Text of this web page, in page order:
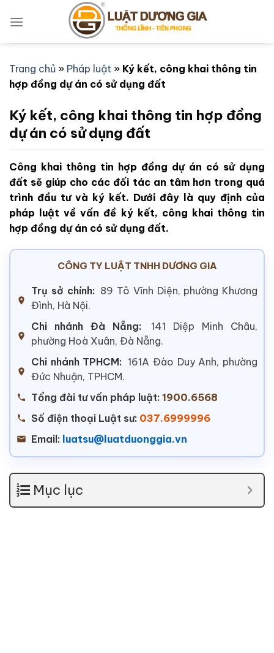
qua
Trang chủ » Pháp luật » Ký kết, công khai thông tin
hợp đồng dự án có sử dụng đất
Ký kết, công khai thông tin hợp đồng
dự án có sử dụng đất
Công khai thông tin hợp đồng dự án có sử dụng
đất sẽ giúp cho các đối tác an tâm hơn trong quá
trình đầu tư và ký kết. Dưới đây là quy định của
pháp luật về vấn đề ký kết, công khai thông tin
hợp đồng dự án có sử dụng đất.
CÔNG TY LUẬT TNHH DƯƠNG GIA
Trụ sở chính: 89 Tô Vĩnh Diện, phường Khương
Đình, Hà Nội.
Chi nhánh Đà Nẵng:
141 Diệp Minh Châu,
phường Hoà Xuân, Đà Nẵng.
Chi nhánh TPHCM: 161A Đào Duy Anh, phường
Đức Nhuận, TPHCM.
Tổng đài tư vấn pháp luật: 1900.6568
Số điện thoại Luật sư: 037.6999996
Email: luatsu@luatduonggia.vn
Mục lục